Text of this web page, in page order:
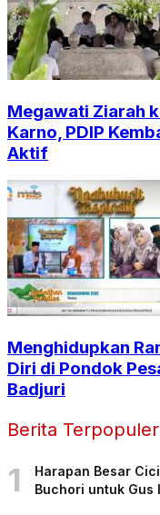
Megawati Ziarah
Karno, PDIP
Aktif
Menghidupkan
Diri di Pondok
Badjuri
Berita Terpopuler
1
Harapan Besar
Buchori untuk Gus